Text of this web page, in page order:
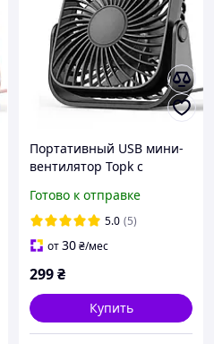
Портативный USB мини-
вентилятор Topk с
черный
Готово к отправке
5.0 (5)
от30₴/мес
299₴
Купить